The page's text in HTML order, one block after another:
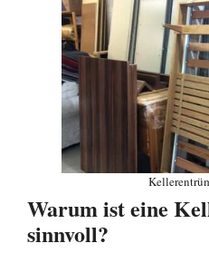
Warum ist eine
sinnvoll?